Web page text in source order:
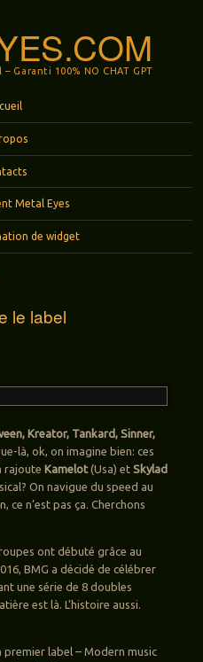
Garanti 100% NO CHAT GPT
Metal Eyes
de widget
le label
Kreator, Tankard, Sinner,
là, ok, on imagine bien: ces
rajoute Kamelot(Usa) et Skylad
On navigue du speed au
n’est pas ça. Cherchons
ont débuté grâce au
BMG a décidé de célébrer
une série de 8 doubles
est là. L’histoire aussi.
label – Modern music